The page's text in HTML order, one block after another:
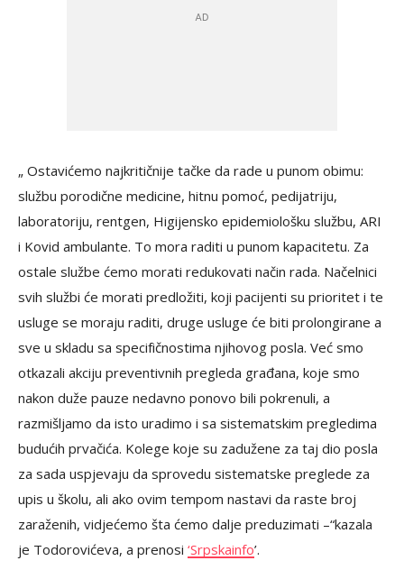
„ Ostavićemo najkritičnije tačke da rade u punom obimu:
službu porodične medicine, hitnu pomoć, pedijatriju,
laboratoriju, rentgen, Higijensko epidemiološku službu, ARI
i Kovid ambulante. To mora raditi u punom kapacitetu. Za
ostale službe ćemo morati redukovati način rada. Načelnici
svih službi će morati predložiti, koji pacijenti su prioritet i te
usluge se moraju raditi, druge usluge će biti prolongirane a
sve u skladu sa specifičnostima njihovog posla. Već smo
otkazali akciju preventivnih pregleda građana, koje smo
nakon duže pauze nedavno ponovo bili pokrenuli, a
razmišljamo da isto uradimo i sa sistematskim pregledima
budućih prvačića. Kolege koje su zadužene za taj dio posla
za sada uspjevaju da sprovedu sistematske preglede za
upis u školu, ali ako ovim tempom nastavi da raste broj
zaraženih, vidjećemo šta ćemo dalje preduzimati –“kazala
je Todorovićeva, a prenosi ‘Srpskainfo’.